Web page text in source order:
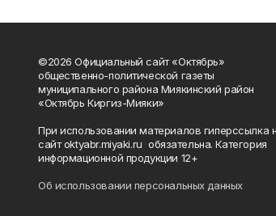
©2026 Официальный сайт «Октябрь»
общественно-политической газеты
муниципального района Миякинский район
«Октябрь Киргиз-Мияки»
При использовании материалов гиперссылка
сайт oktyabr.miyaki.ru обязательна. Категория
информационной продукции 12+
Об использовании персональных данных